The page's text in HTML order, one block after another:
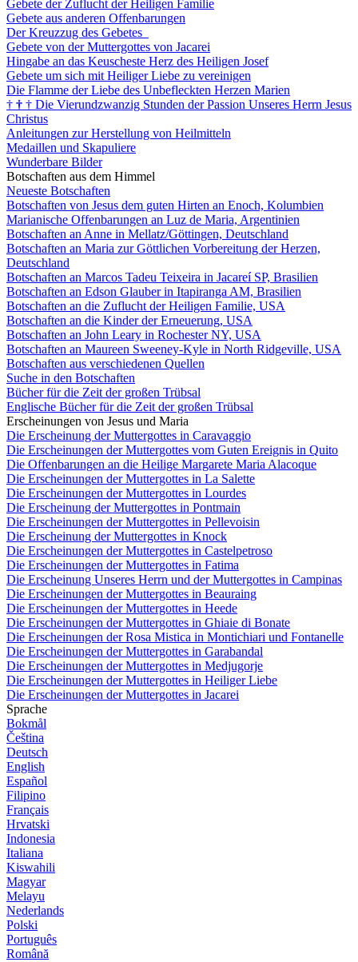
Gebete der Zuflucht der Heiligen Familie
Gebete aus anderen Offenbarungen
Der Kreuzzug des Gebetes
Gebete von der Muttergottes von Jacarei
Hingabe an das Keuscheste Herz des Heiligen Josef
Gebete um sich mit Heiliger Liebe zu vereinigen
Die Flamme der Liebe des Unbefleckten Herzen Marien
† † † Die Vierundzwanzig Stunden der Passion Unseres Herrn Jesus
Christus
Anleitungen zur Herstellung von Heilmitteln
Medaillen und Skapuliere
Wunderbare Bilder
Botschaften aus dem Himmel
Neueste Botschaften
Botschaften von Jesus dem guten Hirten an Enoch, Kolumbien
Marianische Offenbarungen an Luz de Maria, Argentinien
Botschaften an Anne in Mellatz/Göttingen, Deutschland
Botschaften an Maria zur Göttlichen Vorbereitung der Herzen,
Deutschland
Botschaften an Marcos Tadeu Teixeira in Jacareí SP, Brasilien
Botschaften an Edson Glauber in Itapiranga AM, Brasilien
Botschaften an die Zuflucht der Heiligen Familie, USA
Botschaften an die Kinder der Erneuerung, USA
Botschaften an John Leary in Rochester NY, USA
Botschaften an Maureen Sweeney-Kyle in North Ridgeville, USA
Botschaften aus verschiedenen Quellen
Suche in den Botschaften
Bücher für die Zeit der großen Trübsal
Englische Bücher für die Zeit der großen Trübsal
Erscheinungen von Jesus und Maria
Die Erscheinung der Muttergottes in Caravaggio
Die Erscheinungen der Muttergottes vom Guten Ereignis in Quito
Die Offenbarungen an die Heilige Margarete Maria Alacoque
Die Erscheinungen der Muttergottes in La Salette
Die Erscheinungen der Muttergottes in Lourdes
Die Erscheinung der Muttergottes in Pontmain
Die Erscheinungen der Muttergottes in Pellevoisin
Die Erscheinung der Muttergottes in Knock
Die Erscheinungen der Muttergottes in Castelpetroso
Die Erscheinungen der Muttergottes in Fatima
Die Erscheinung Unseres Herrn und der Muttergottes in Campinas
Die Erscheinungen der Muttergottes in Beauraing
Die Erscheinungen der Muttergottes in Heede
Die Erscheinungen der Muttergottes in Ghiaie di Bonate
Die Erscheinungen der Rosa Mistica in Montichiari und Fontanelle
Die Erscheinungen der Muttergottes in Garabandal
Die Erscheinungen der Muttergottes in Medjugorje
Die Erscheinungen der Muttergottes in Heiliger Liebe
Die Erscheinungen der Muttergottes in Jacarei
Sprache
Bokmål
Čeština
Deutsch
English
Español
Filipino
Français
Hrvatski
Indonesia
Italiana
Kiswahili
Magyar
Melayu
Nederlands
Polski
Português
Română